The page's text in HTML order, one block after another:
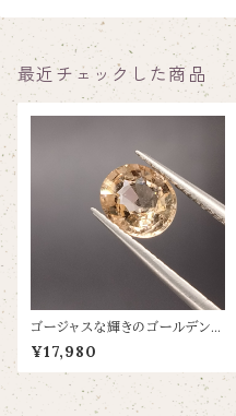
最近チェックした商品
ゴージャスな輝きのゴールデント
ルマリン【0.92ct/6.8×5.8】
¥17,980